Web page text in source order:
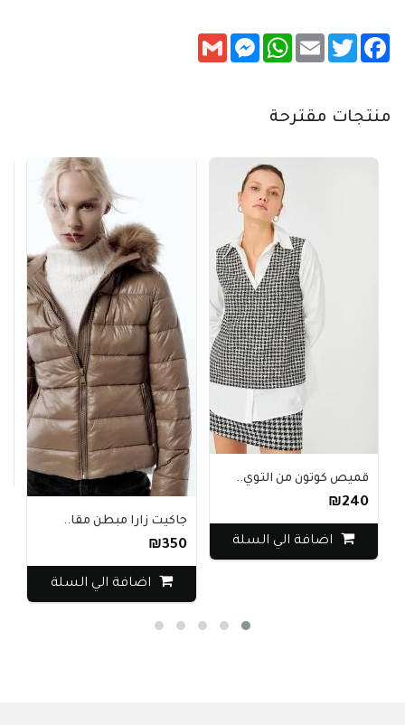
Facebook
Twitter
Email
WhatsApp
Messenger
Gmail
منتجات مقترحة
قميص كوتون من التوي..
₪240
اضافة الي السلة
جاكيت زارا مبطن مقا..
₪350
اضافة الي السلة